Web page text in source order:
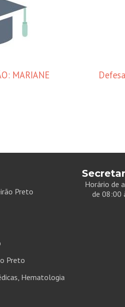
MARIANE
Preto
Preto
Hematologia
Horário de
de 08:00